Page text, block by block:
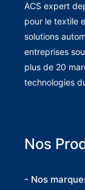
ACS expert
pour le textile
solutions
entreprises
plus de 20
technologies
Nos
- Nos